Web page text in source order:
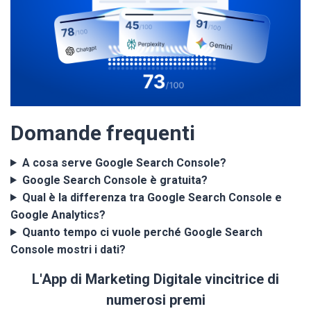
Domande frequenti
A cosa serve Google Search Console?
Google Search Console è gratuita?
Qual è la differenza tra Google Search Console e
Google Analytics?
Quanto tempo ci vuole perché Google Search
Console mostri i dati?
L'App di Marketing Digitale vincitrice di
numerosi premi